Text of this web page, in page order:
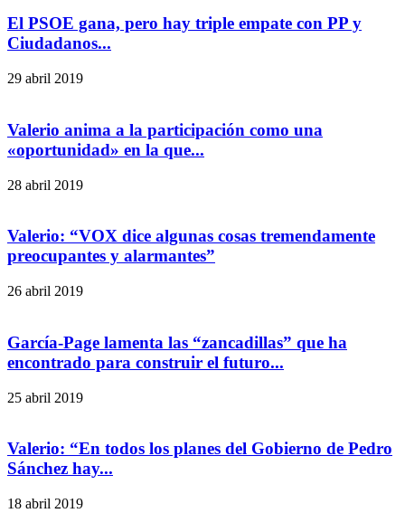
El PSOE gana, pero hay triple empate con PP y
Ciudadanos...
29 abril 2019
Valerio anima a la participación como una
«oportunidad» en la que...
28 abril 2019
Valerio: “VOX dice algunas cosas tremendamente
preocupantes y alarmantes”
26 abril 2019
García-Page lamenta las “zancadillas” que ha
encontrado para construir el futuro...
25 abril 2019
Valerio: “En todos los planes del Gobierno de Pedro
Sánchez hay...
18 abril 2019